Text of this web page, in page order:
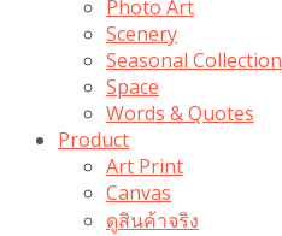
Photo Art
Scenery
Seasonal Collection
Space
Words & Quotes
Product
Art Print
Canvas
ดูสินค้าจริง